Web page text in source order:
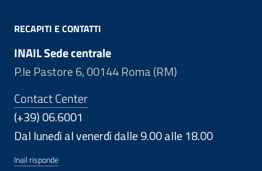
RECAPITI E CONTATTI
INAIL Sede centrale
P.le Pastore 6, 00144 Roma (RM)
Contact Center
(+39) 06.6001
Dal lunedì al venerdì dalle 9.00 alle 18.00
Inail risponde